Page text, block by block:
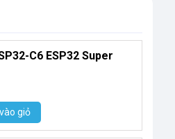
C6 ESP32 Super
giỏ